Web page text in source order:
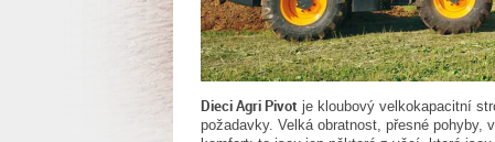
Dieci Agri Pivot je kloubový velkokapacitní
požadavky. Velká obratnost, přesné